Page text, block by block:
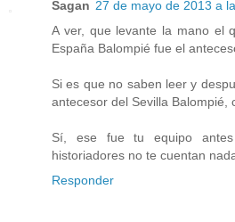
Sagan 27 de mayo de 2013 a
A ver, que levante la mano el
España Balompié fue el
Si es que no saben leer y
antecesor del Sevilla Balompié,
Sí, ese fue tu equipo
historiadores no te cuentan
Responder